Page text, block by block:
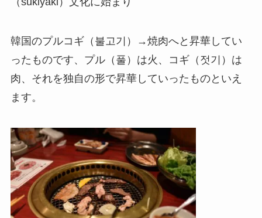
韓国のプルコギ（ 불고기）
→焼肉へと昇華してい
ったものです、プル（ 풀）は火、コギ（ 젓기）は
肉、それを独自の形で昇華していったものといえ
ます。